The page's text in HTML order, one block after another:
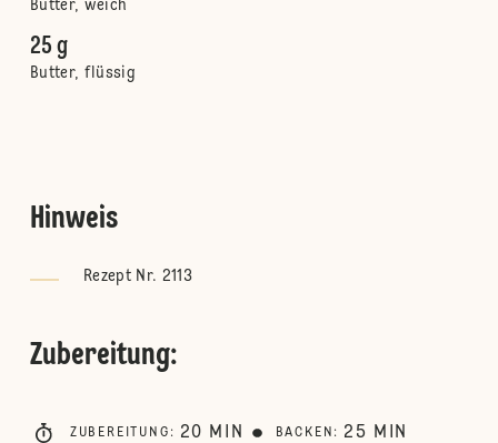
Butter, weich
25 g
Butter, flüssig
Hinweis
Rezept Nr. 2113
Zubereitung:
ZUBEREITUNG : 20 MIN BACKEN : 25 MIN